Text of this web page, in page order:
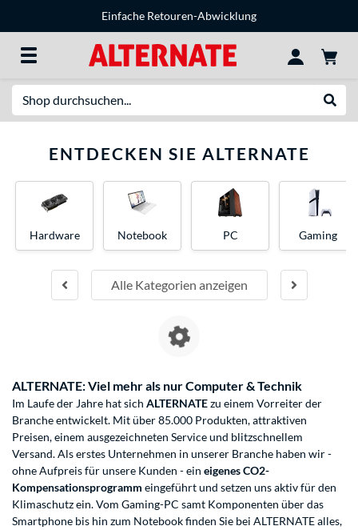
Einfache Retouren-Abwicklung
ENTDECKEN SIE ALTERNATE
Alle Kategorien anzeigen
Hardware Notebook PC Gaming
ALTERNATE: Viel mehr als nur Computer & Technik
Im Laufe der Jahre hat sich ALTERNATEzu einem Vorreiter der
Branche entwickelt. Mit über 85.000 Produkten, attraktiven
Preisen, einem ausgezeichneten Service und blitzschnellem
Versand. Als erstes Unternehmen in unserer Branche haben wir -
ohne Aufpreis für unsere Kunden - ein eigenes CO2-
Kompensationsprogramm eingeführt und setzen uns aktiv für den
Klimaschutz ein. Vom Gaming-PC samt Komponenten über das
Smartphone bis hin zum Notebook finden Sie bei ALTERNATE alles,